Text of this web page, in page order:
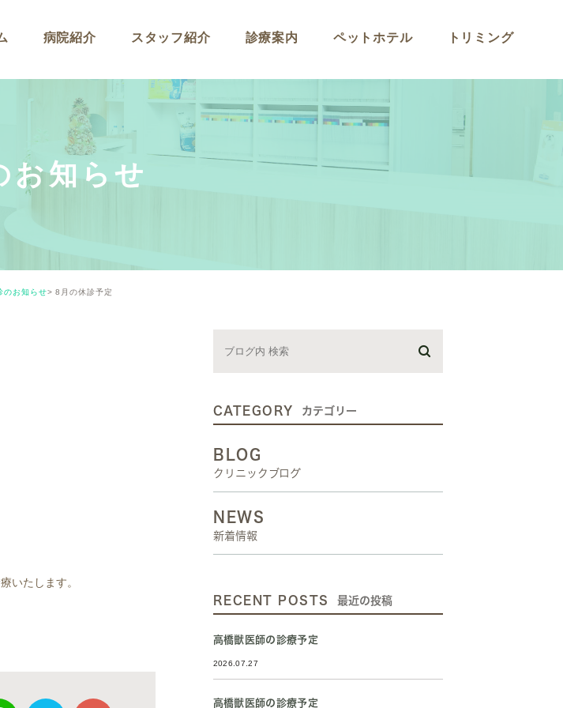
病院紹介 スタッフ紹介 診療案内 ペットホテル トリミング
お知らせ
のお知らせ 8月の休診予定
いたします。
CATEGORY カテゴリー
BLOG
クリニックブログ
NEWS
新着情報
RECENT POSTS 最近の投稿
高橋獣医師の診療予定
2026.07.27
高橋獣医師の診療予定